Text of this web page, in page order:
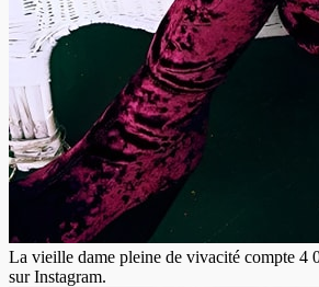
La vieille dame pleine de vivacité compte 4
sur Instagram.